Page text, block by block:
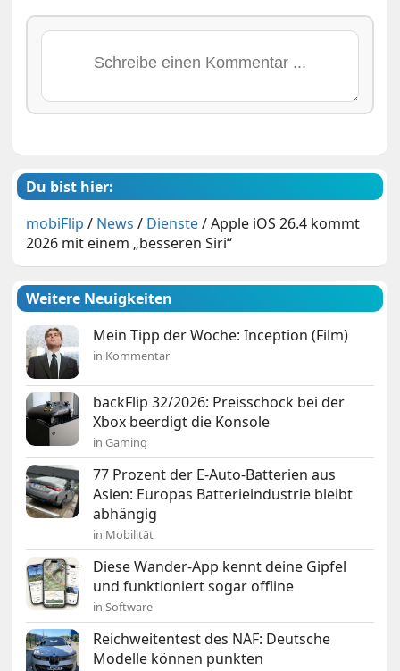
Du bist hier:
mobiFlip / News / Dienste/Apple iOS 26.4 kommt
2026 mit einem „besseren Siri“
Weitere Neuigkeiten
Mein Tipp der Woche: Inception (Film)
in Kommentar
backFlip 32/2026: Preisschock bei der
Xbox beerdigt die Konsole
in Gaming
77 Prozent der E-Auto-Batterien aus
Asien: Europas Batterieindustrie bleibt
abhängig
in Mobilität
Diese Wander-App kennt deine Gipfel
und funktioniert sogar offline
in Software
Reichweitentest des NAF: Deutsche
Modelle können punkten